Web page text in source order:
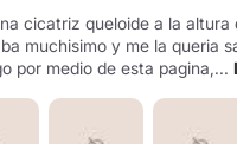
cicatriz queloide a la altura
muchisimo y me la queria
por medio de esta pagina,...